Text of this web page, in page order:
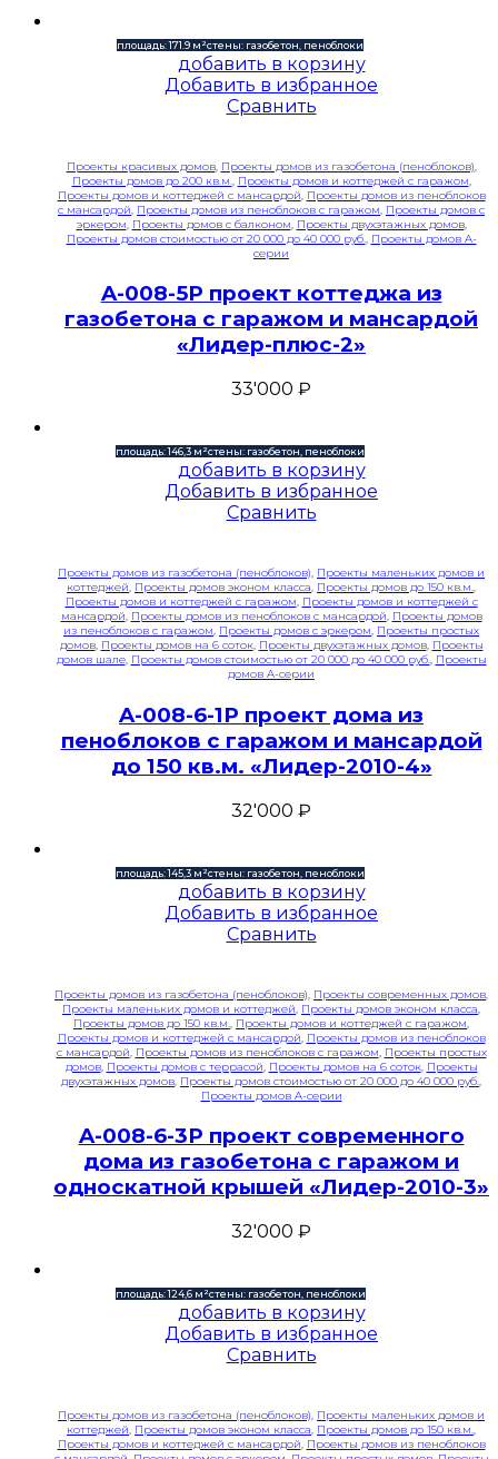
площадь: 171.9 м²стены: газобетон, пеноблоки
добавить в корзину
Добавить в избранное
Сравнить
Проекты красивых домов, Проекты домов из газобетона (пеноблоков),
Проекты домов до 200 кв.м., Проекты домов и коттеджей с гаражом,
Проекты домов и коттеджей с мансардой, Проекты домов из пеноблоков
с мансардой, Проекты домов из пеноблоков с гаражом, Проекты домов с
эркером, Проекты домов с балконом, Проекты двухэтажных домов,
Проекты домов стоимостью от 20 000 до 40 000 руб., Проекты домов A-
серии
A-008-5P проект коттеджа из
газобетона с гаражом и мансардой
«Лидер-плюс-2»
33'000 ₽
площадь: 146,3 м²стены: газобетон, пеноблоки
добавить в корзину
Добавить в избранное
Сравнить
Проекты домов из газобетона (пеноблоков), Проекты маленьких домов и
коттеджей, Проекты домов эконом класса, Проекты домов до 150 кв.м.,
Проекты домов и коттеджей с гаражом, Проекты домов и коттеджей с
мансардой, Проекты домов из пеноблоков с мансардой, Проекты домов
из пеноблоков с гаражом, Проекты домов с эркером, Проекты простых
домов, Проекты домов на 6 соток, Проекты двухэтажных домов, Проекты
домов шале, Проекты домов стоимостью от 20 000 до 40 000 руб., Проекты
домов A-серии
A-008-6-1P проект дома из
пеноблоков с гаражом и мансардой
до 150 кв.м. «Лидер-2010-4»
32'000 ₽
площадь: 145,3 м²стены: газобетон, пеноблоки
добавить в корзину
Добавить в избранное
Сравнить
Проекты домов из газобетона (пеноблоков) Проекты современных домов
Проекты маленьких домов и коттеджей Проекты домов эконом класса
Проекты домов до 150 кв.м.
Проекты домов и коттеджей с гаражом
Проекты домов и коттеджей с мансардой Проекты домов из пеноблоков
с мансардой Проекты домов из пеноблоков с гаражом Проекты простых
домов, Проекты домов с террасой Проекты домов на 6 соток, Проекты
двухэтажных домов Проекты домов стоимостью от 20 000 до 40 000 руб.
Проекты домов A-серии
A-008-6-3P проект современного
дома из газобетона с гаражом и
односкатной крышей «Лидер-2010-3»
32'000 ₽
площадь: 124,6 м²стены: газобетон, пеноблоки
добавить в корзину
Добавить в избранное
Сравнить
Проекты домов из газобетона (пеноблоков), Проекты маленьких домов и
коттеджей, Проекты домов эконом класса, Проекты домов до 150 кв.м.,
Проекты домов и коттеджей с мансардой, Проекты домов из пеноблоков